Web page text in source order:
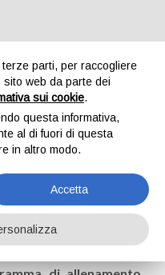
parti, per raccogliere
sito web da parte dei
sui cookie.
questa informativa,
al di fuori di questa
in altro modo.
Accetta